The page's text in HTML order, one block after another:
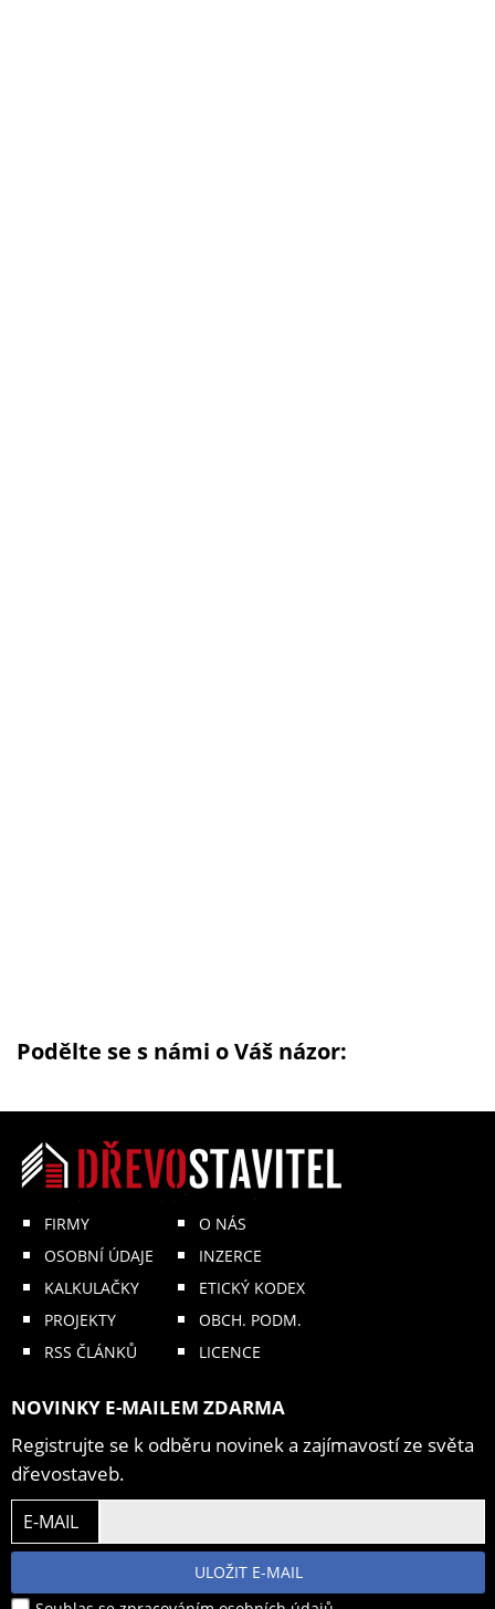
Podělte se s námi o Váš názor:
FIRMY
OSOBNÍ ÚDAJE
KALKULAČKY
PROJEKTY
RSS ČLÁNKŮ
O NÁS
INZERCE
ETICKÝ KODEX
OBCH. PODM.
LICENCE
NOVINKY E-MAILEM ZDARMA
Registrujte se k odběru novinek a zajímavostí ze světa
dřevostaveb.
E-MAIL
ULOŽIT E-MAIL